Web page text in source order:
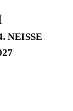
NEISSE